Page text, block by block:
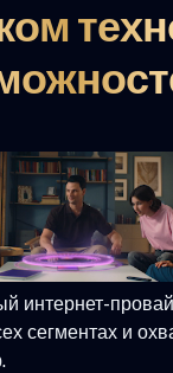
интернет-
сегментах и